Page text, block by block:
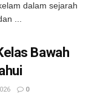
dalam sejarah
...
Bawah
0